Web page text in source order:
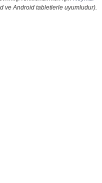
ve Android tabletlerle uyumludur).